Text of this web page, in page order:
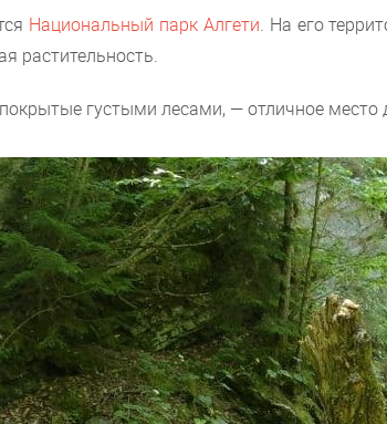
Национальный парк Алгети. На его
растительность.
густыми лесами, — отличное место